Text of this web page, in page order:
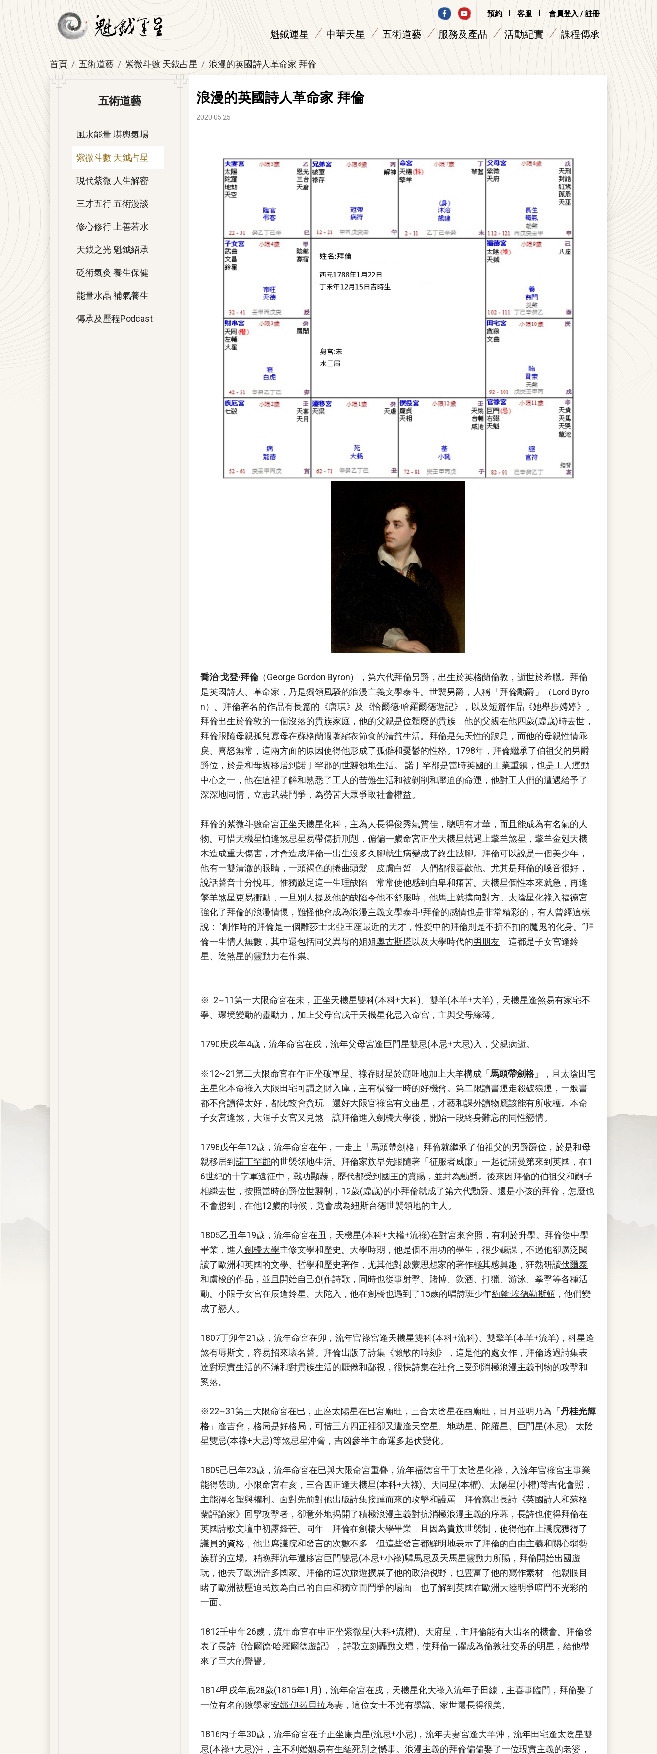
魁鉞運星 中華天星 五術道藝 服務及產品 活動紀實 課程傳承
預約 客服 會員登入 / 註冊
首頁 五術道藝 紫微斗數 天鉞占星 浪漫的英國詩人革命家 拜倫
五術道藝
風水能量 堪輿氣場
紫微斗數 天鉞占星
現代紫微 人生解密
三才五行 五術漫談
修心修行 上善若水
天鉞之光 魁鉞紹承
砭術氣灸 養生保健
能量水晶 補氣養生
傳承及歷程Podcast
浪漫的英國詩人革命家 拜倫
2020.05.25
喬治·戈登·拜倫（George Gordon Byron），第六代拜倫男爵，出生於英格蘭倫敦 ，逝世於希臘。 拜倫
是英國詩人、革命家，乃是獨領風騷的浪漫主義文學泰斗。世襲男爵，人稱「拜倫勳爵」（Lord Byro
n）。拜倫著名的作品有長篇的《唐璜》及《恰爾德·哈羅爾德遊記》，以及短篇作品《她舉步娉婷》。
拜倫出生於倫敦的一個沒落的貴族家庭，他的父親是位頹廢的貴族，他的父親在他四歲(虛歲)時去世，
拜倫跟隨母親孤兒寡母在蘇格蘭過著縮衣節食的清貧生活。拜倫是先天性的跛足，而他的母親性情乖
戾、喜怒無常，這兩方面的原因使得他形成了孤僻和憂鬱的性格。1798年，拜倫繼承了伯祖父的男爵
爵位，於是和母親移居到 諾丁罕郡的世襲領地生活。 諾丁罕郡是當時英國的工業重鎮，也是工人運動
中心之一，他在這裡了解和熟悉了工人的苦難生活和被剝削和壓迫的命運，他對工人們的遭遇給予了
深深地同情，立志武裝鬥爭，為勞苦大眾爭取社會權益。
拜倫的紫微斗數命宮正坐天機星化科，主為人長得俊秀氣質佳，聰明有才華，而且能成為有名氣的人
物。可惜天機星怕逢煞忌星易帶傷折刑剋，偏偏一歲命宮正坐天機星就遇上擎羊煞星，擎羊金剋天機
木造成重大傷害，才會造成拜倫一出生沒多久腳就生病變成了終生跛腳。拜倫可以說是一個美少年，
他有一雙清澈的眼睛，一頭褐色的捲曲頭髮，皮膚白皙，人們都很喜歡他。尤其是拜倫的嗓音很好，
說話聲音十分悅耳。惟獨跛足這一生理缺陷，常常使他感到自卑和痛苦。天機星個性本來就急，再逢
擎羊煞星更易衝動，一旦別人提及他的缺陷令他不舒服時，他馬上就撲向對方。太陰星化祿入福德宮
強化了拜倫的浪漫情懷，難怪他會成為浪漫主義文學泰斗!拜倫的感情也是非常精彩的，有人曾經這樣
說：“創作時的拜倫是一個離莎士比亞王座最近的天才，性愛中的拜倫則是不折不扣的魔鬼的化身。”拜
倫一生情人無數，其中還包括同父異母的姐姐奧古斯塔以及大學時代的男朋友 ，這都是子女宮逢鈴
星、陰煞星的靈動力在作祟。
※ 2~11第一大限命宮在未，正坐天機星雙科(本科+大科)、雙羊(本羊+大羊)，天機星逢煞易有家宅不
寧、環境變動的靈動力，加上父母宮戊干天機星化忌入命宮，主與父母緣薄。
1790庚戌年4歲，流年命宮在戌，流年父母宮逢巨門星雙忌(本忌+大忌)入，父親病逝。
※12~21第二大限命宮在午正坐破軍星、祿存財星於廟旺地加上大羊構成 「 馬頭帶劍格」
，且太陰田宅
主星化本命祿入大限田宅可謂之財入庫，主有橫發一時的好機會。第二限讀書運走殺破狼運，一般書
都不會讀得太好，都比較會貪玩，還好大限官祿宮有文曲星，才藝和課外讀物應該能有所收穫。本命
子女宮逢煞，大限子女宮又見煞，讓拜倫進入劍橋大學後，開始一段終身難忘的同性戀情。
1798戊午年12歲，流年命宮在午，一走上「馬頭帶劍格」拜倫就繼承了伯祖父的男爵爵位，於是和母
親移居到 諾丁罕郡的世襲領地生活。拜倫家族早先跟隨著「征服者威廉」一起從諾曼第來到英國，在1
6世紀的十字軍遠征中，戰功顯赫，歷代都受到國王的賞賜，並封為勳爵。後來因拜倫的伯祖父和嗣子
相繼去世，按照當時的爵位世襲制，12歲(虛歲)的小拜倫就成了第六代勳爵。還是小孩的拜倫，怎麼也
不會想到，在他12歲的時候，竟會成為紐斯台德世襲領地的主人。
1805乙丑年19歲，流年命宮在丑，天機星(本科+大權+流祿)在對宮來會照，有利於升學。拜倫從中學
畢業，進入劍橋大學主修文學和歷史。大學時期，他是個不用功的學生，很少聽課，不過他卻廣泛閱
讀了歐洲和英國的文學、哲學和歷史著作，尤其他對啟蒙思想家的著作極其感興趣，狂熱研讀伏爾泰
和盧梭的作品，並且開始自己創作詩歌，同時也從事射擊、賭博、飲酒、打獵、游泳、拳擊等各種活
動。小限子女宮在辰逢鈴星、大陀入，他在劍橋也遇到了15歲的唱詩班少年約翰·埃德勒斯頓 ，他們變
成了戀人。
1807丁卯年21歲，流年命宮在卯，流年官祿宮逢天機星雙科(本科+流科)、雙擎羊(本羊+流羊)，科星逢
煞有辱斯文，容易招來壞名聲。拜倫出版了詩集《懶散的時刻》，這是他的處女作，拜倫透過詩集表
達對現實生活的不滿和對貴族生活的厭倦和鄙視，很快詩集在社會上受到消極浪漫主義刊物的攻擊和
奚落。
※22~31第三大限命宮在巳，正座太陽星在巳宮廟旺，三合太陰星在酉廟旺，日月並明乃為「 丹桂光輝
格」逢吉會，格局是好格局，可惜三方四正裡卻又遭逢天空星、地劫星、陀羅星、巨門星(本忌)、太陰
星雙忌(本祿+大忌)等煞忌星沖脅，吉凶參半主命運多起伏變化。
1809己巳年23歲，流年命宮在巳與大限命宮重疊，流年福德宮干丁太陰星化祿，入流年官祿宮主事業
能得蔭助。小限命宮在亥，三合四正逢天機星(本科+大祿)、天同星(本權)、太陽星(小權)等吉化會照，
主能得名望與權利。面對先前對他出版詩集接踵而來的攻擊和謾罵，拜倫寫出長詩《英國詩人和蘇格
蘭評論家》回擊攻擊者，卻意外地揭開了積極浪漫主義對抗消極浪漫主義的序幕，長詩也使得拜倫在
英國詩歌文壇中初露鋒芒。同年，拜倫在劍橋大學畢業，且因為貴族世襲制 ，使得他在上議院獲得了
議員的資格，他出席議院和發言的次數不多，但這些發言都鮮明地表示了拜倫的自由主義和關心弱勢
族群的立場。稍晚拜流年遷移宮巨門雙忌(本忌+小祿)驛馬忌及天馬星靈動力所賜，拜倫開始出國遊
玩，他去了歐洲許多國家。拜倫的這次旅遊擴展了他的政治視野，也豐富了他的寫作素材，他親眼目
睹了歐洲被壓迫民族為自己的自由和獨立而鬥爭的場面，也了解到英國在歐洲大陸明爭暗鬥不光彩的
一面。
1812壬申年26歲，流年命宮在申正坐紫微星(大科+流權)、天府星，主拜倫能有大出名的機會。拜倫發
表了長詩《恰爾德·哈羅爾德遊記》，詩歌立刻轟動文壇，使拜倫一躍成為倫敦社交界的明星，給他帶
來了巨大的聲譽。
1814甲戌年底28歲(1815年1月)，流年命宮在戌，天機星化大祿入流年子田線，主喜事臨門， 拜倫娶了
一位有名的數學家安娜·伊莎貝拉為妻，這位女士不光有學識、家世還長得很美。
1816丙子年30歲，流年命宮在子正坐廉貞星(流忌+小忌)，流年夫妻宮逢大羊沖，流年田宅逢太陰星雙
忌(本祿+大忌)沖，主不利婚姻易有生離死別之憾事。浪漫主義的拜倫偏偏娶了一位現實主義的老婆，